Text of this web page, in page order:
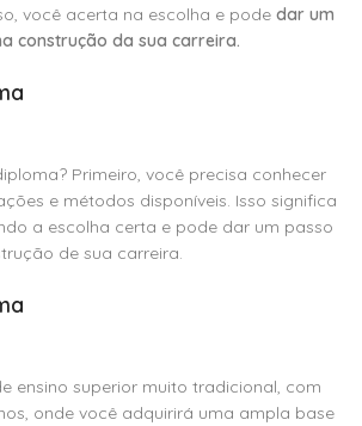
você acerta na escolha e pode dar um
construção da sua carreira.
Primeiro, você precisa conhecer
e métodos disponíveis. Isso significa
a escolha certa e pode dar um passo
de sua carreira.
ensino superior muito tradicional, com
onde você adquirirá uma ampla base